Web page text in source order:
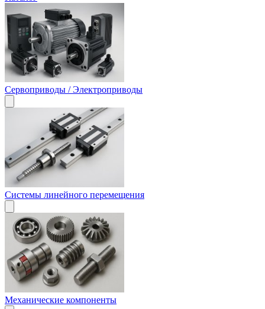
Сервоприводы / Электроприводы
Системы линейного перемещения
Механические компоненты